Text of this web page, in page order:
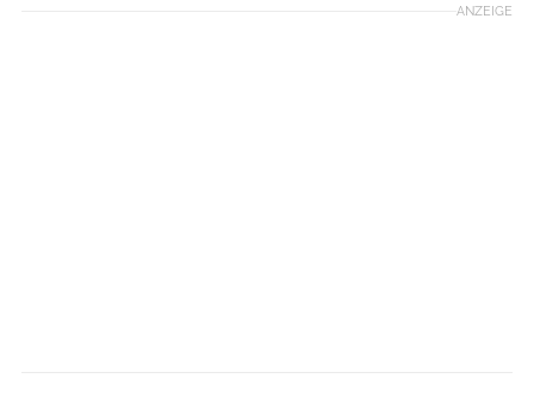
ANZEIGE